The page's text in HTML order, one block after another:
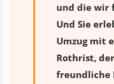
und die wir
Und Sie
Umzugmit
Rothrist,
freundliche